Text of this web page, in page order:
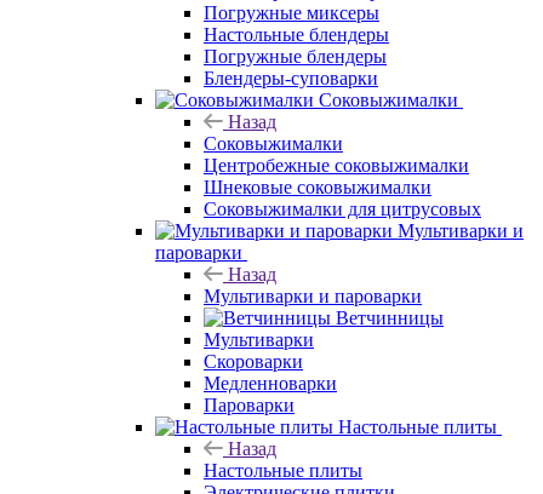
Погружные миксеры
Настольные блендеры
Погружные блендеры
Блендеры-суповарки
Соковыжималки
Назад
Соковыжималки
Центробежные соковыжималки
Шнековые соковыжималки
Соковыжималки для цитрусовых
Мультиварки и
пароварки
Назад
Мультиварки и пароварки
Ветчинницы
Мультиварки
Скороварки
Медленноварки
Пароварки
Настольные плиты
Назад
Настольные плиты